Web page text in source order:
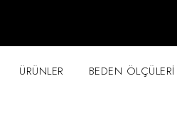
ÜRÜNLER BEDEN ÖLÇÜLERI